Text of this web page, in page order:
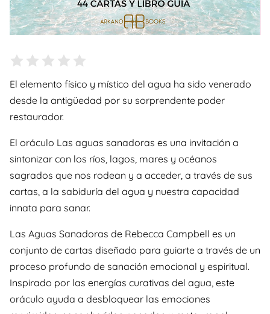
El elemento físico y místico del agua ha sido venerado
desde la antigüedad por su sorprendente poder
restaurador.
El oráculo Las aguas sanadoras es una invitación a
sintonizar con los ríos, lagos, mares y océanos
sagrados que nos rodean y a acceder, a través de sus
cartas, a la sabiduría del agua y nuestra capacidad
innata para sanar.
Las Aguas Sanadoras de Rebecca Campbell es un
conjunto de cartas diseñado para guiarte a través de un
proceso profundo de sanación emocional y espiritual.
Inspirado por las energías curativas del agua, este
oráculo ayuda a desbloquear las emociones